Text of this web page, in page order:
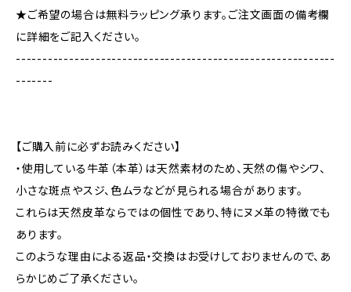
★ご希望の場合は無料ラッピング承ります。ご注文画面の備考欄
に詳細をご記入ください。
------------------------------------------------------------
-------
【ご購入前に必ずお読みください】
・使用している牛革（本革）は天然素材のため、天然の傷やシワ、
小さな斑点やスジ、色ムラなどが見られる場合があります。
これらは天然皮革ならではの個性であり、特にヌメ革の特徴でも
あります。
このような理由による返品・交換はお受けしておりませんので、あ
らかじめご了承ください。